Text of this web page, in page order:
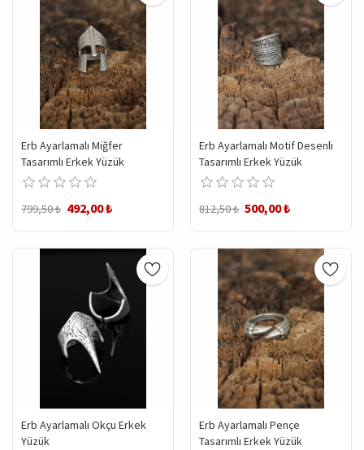
Erb Ayarlamalı Miğfer
Tasarımlı Erkek Yüzük
799,50 ₺ 492,00 ₺
Erb Ayarlamalı Motif Desenli
Tasarımlı Erkek Yüzük
812,50 ₺ 500,00 ₺
Erb Ayarlamalı Okçu Erkek
Yüzük
Erb Ayarlamalı Pençe
Tasarımlı Erkek Yüzük